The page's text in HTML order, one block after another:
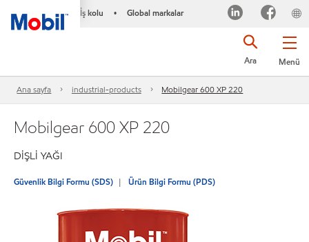
İş kolu • Global markalar
Menü
Ara
Ana sayfa industrial-products Mobilgear 600 XP 220
Mobilgear 600 XP 220
DİŞLİ YAĞI
Güvenlik Bilgi Formu (SDS) Ürün Bilgi Formu (PDS)